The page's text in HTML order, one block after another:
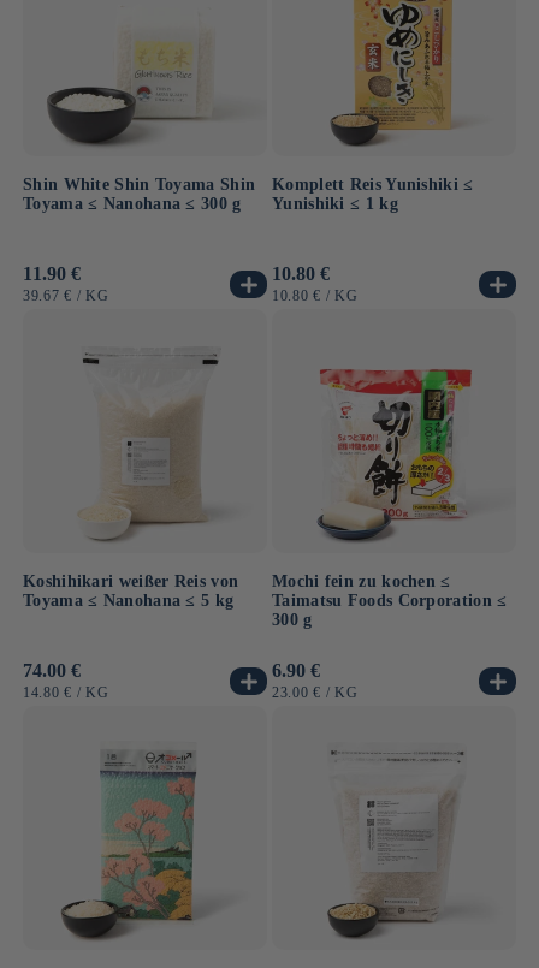
Shin White Shin Toyama Shin
Toyama ≤ Nanohana ≤ 300 g
Normaler
Preis
11.90 €
GRUNDPREIS
39.67 € / PRO
KG
Komplett Reis Yunishiki ≤
Yunishiki ≤ 1 kg
Normaler
Preis
10.80 €
GRUNDPREIS
10.80 € / PRO
KG
Koshihikari weißer Reis von
Toyama ≤ Nanohana ≤ 5 kg
Normaler
Preis
74.00 €
GRUNDPREIS
14.80 € / PRO
KG
Mochi fein zu kochen ≤
Taimatsu Foods Corporation ≤
300 g
Normaler
Preis
6.90 €
GRUNDPREIS
23.00 € / PRO
KG